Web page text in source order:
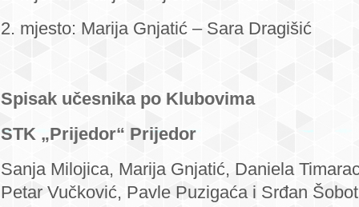
2. mjesto: Marija Gnjatić – Sara Dragišić
Spisak učesnika po Klubovima
STK „Prijedor“ Prijedor
Sanja Milojica, Marija Gnjatić, Daniela
Petar Vučković, Pavle Puzigaća i Srđan Šobot